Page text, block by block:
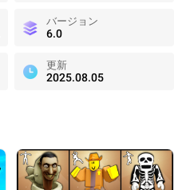
バージョン
6.0
更新
2025.08.05